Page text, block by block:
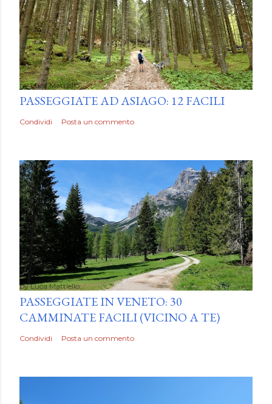
byLuca Mattiello
PASSEGGIATE AD ASIAGO: 12 FACILI
Condividi Posta un commento
byLuca Mattiello
PASSEGGIATE IN VENETO: 30
CAMMINATE FACILI (VICINO A TE)
Condividi Posta un commento